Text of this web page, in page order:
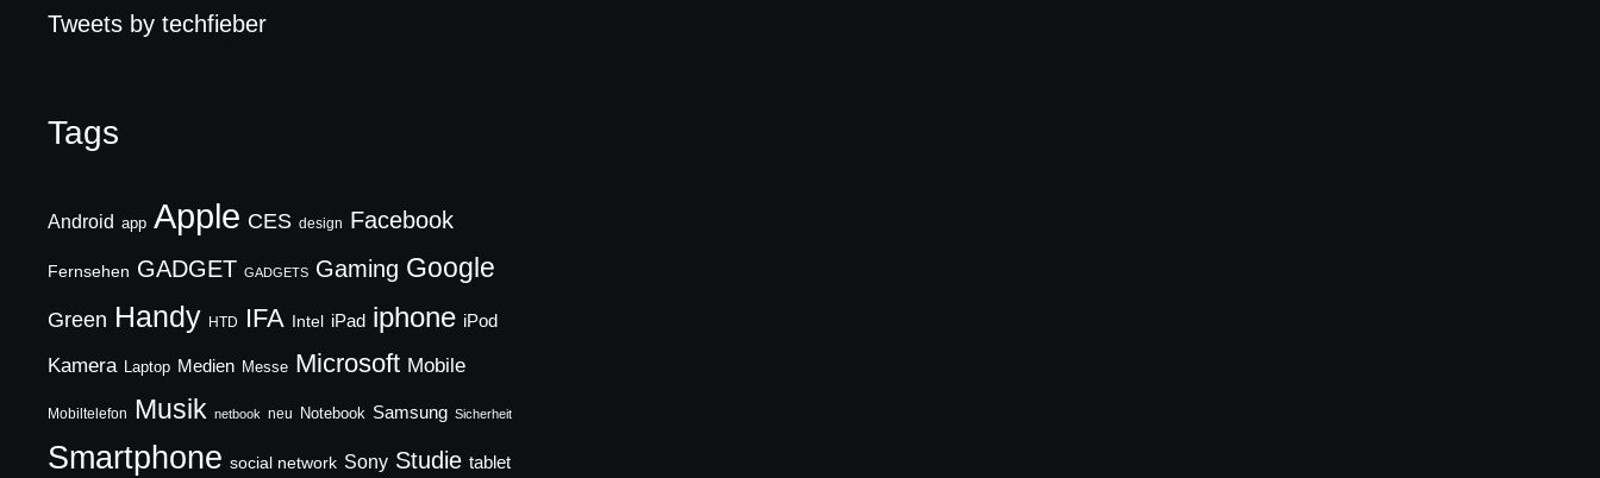
Tweets by techfieber
Tags
Android app Apple CES design Facebook
Fernsehen GADGET GADGETS Gaming Google
Green Handy HTD IFA Intel iPad iphone iPod
Kamera Laptop Medien Messe Microsoft Mobile
Mobiltelefon Musik netbook neu Notebook Samsung Sicherheit
Smartphone social network Sony Studie tablet